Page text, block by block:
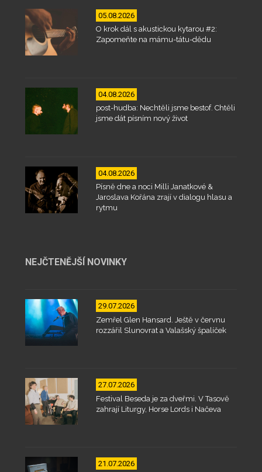
05.08.2026
O krok dál s akustickou kytarou #2:
Zapomeňte na mámu-tátu-dědu
04.08.2026
post-hudba: Nechtěli jsme bestof. Chtěli
jsme dát písním nový život
04.08.2026
Písně dne a noci Milli Janatkové &
Jaroslava Kořána zrají v dialogu hlasu a
rytmu
NEJČTENĚJŠÍ NOVINKY
29.07.2026
Zemřel Glen Hansard. Ještě v červnu
rozzářil Slunovrat a Valašský špalíček
27.07.2026
Festival Beseda je za dveřmi. V Tasově
zahrají Liturgy, Horse Lords i Načeva
21.07.2026